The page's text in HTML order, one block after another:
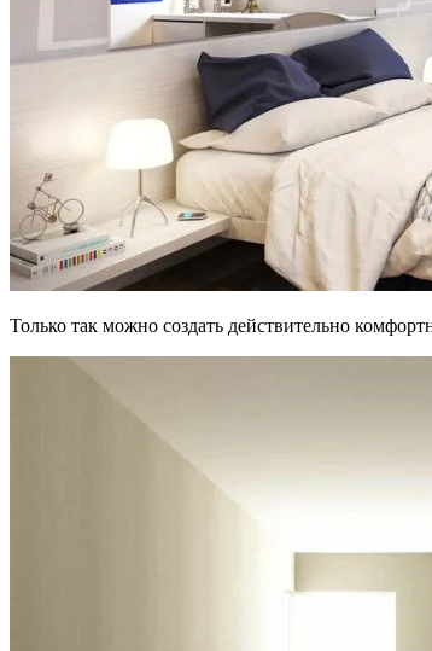
Только так можно создать действительно